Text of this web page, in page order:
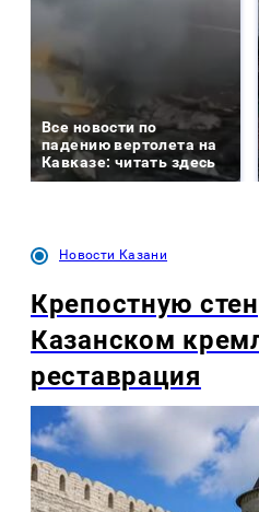
Все новости по
падению вертолета на
Кавказе: читать здесь
Новости Казани
Крепостную
Казанском
реставрация